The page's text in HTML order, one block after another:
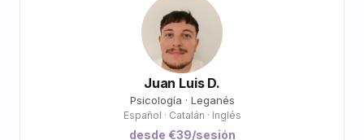
Juan Luis D.
Psicología · Leganés
Español · Catalán · Inglés
desde €39/sesión